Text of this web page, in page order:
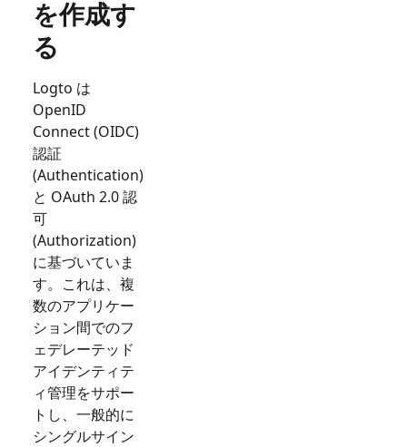
を作成す
る
Logto は
OpenID
Connect (OIDC)
認証
(Authentication)
と OAuth 2.0 認
可
(Authorization)
に基づいていま
す。これは、複
数のアプリケー
ション間でのフ
ェデレーテッド
アイデンティテ
ィ管理をサポー
トし、一般的に
シングルサイン